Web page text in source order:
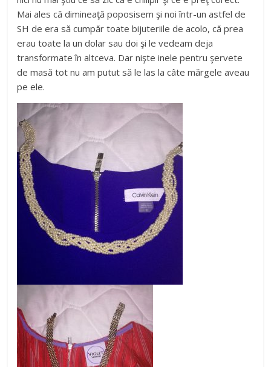
Mai ales că dimineaţă poposisem şi noi într-un astfel de
SH de era să cumpăr toate bijuteriile de acolo, că prea
erau toate la un dolar sau doi şi le vedeam deja
transformate în altceva. Dar nişte inele pentru şervete
de masă tot nu am putut să le las la câte mărgele aveau
pe ele.